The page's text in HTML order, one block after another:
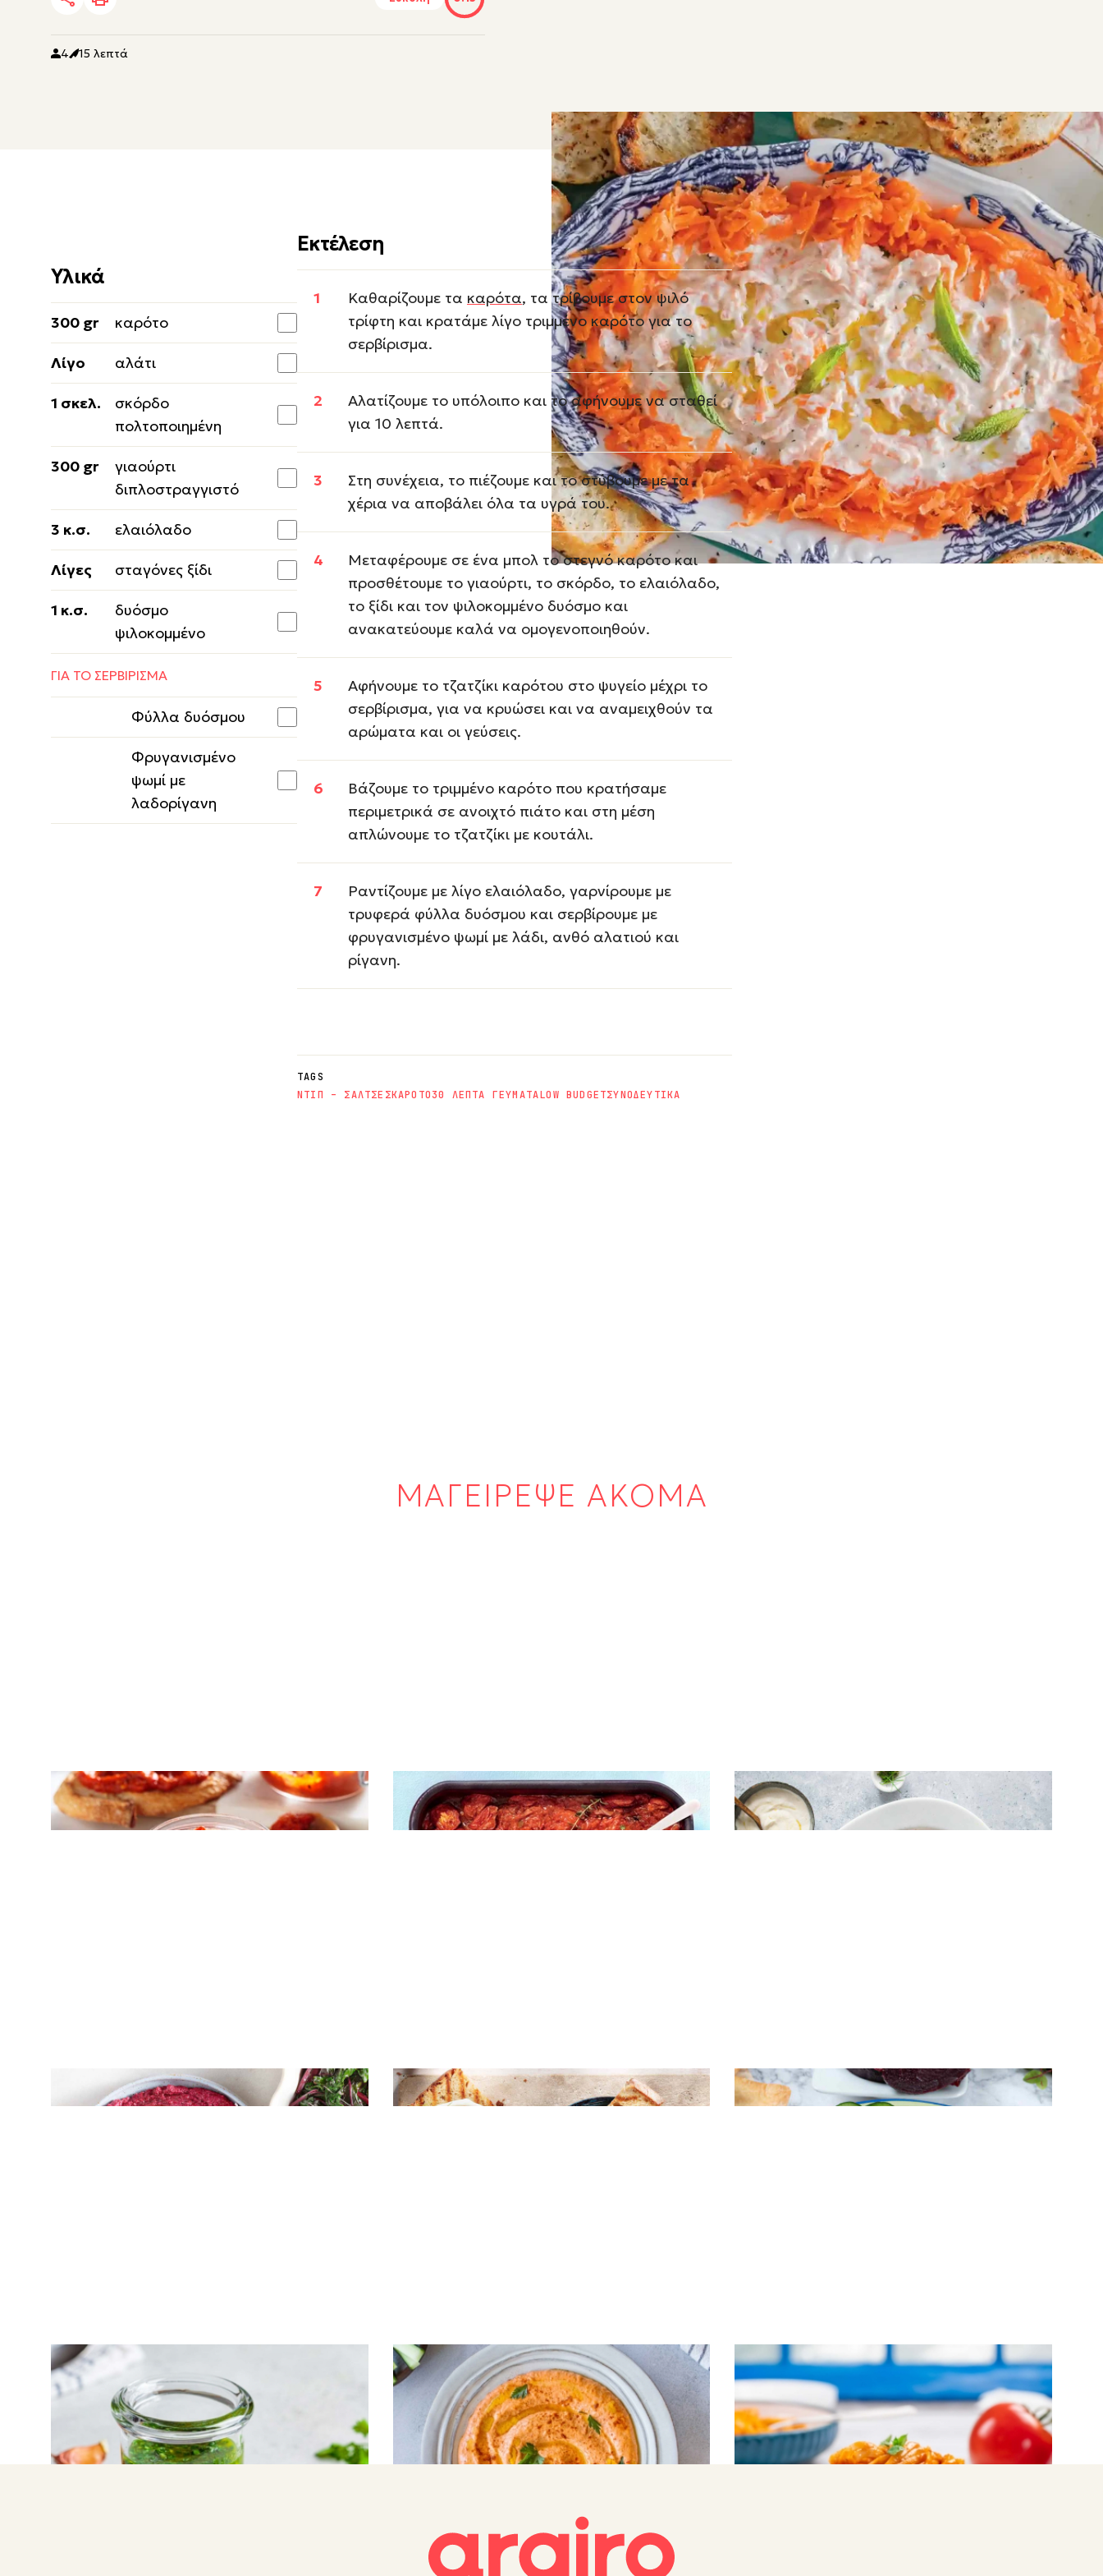
4 15 λεπτά
Υλικά
300 gr καρότο
Λίγο αλάτι
1 σκελ.
σκόρδο
πολτοποιημένη
300 gr
γιαούρτι
διπλοστραγγιστό
3 κ.σ. ελαιόλαδο
Λίγες σταγόνες ξίδι
1 κ.σ.
δυόσμο
ψιλοκομμένο
ΓΙΑ ΤΟ ΣΕΡΒΙΡΙΣΜΑ
Φύλλα δυόσμου
Φρυγανισμένο
ψωμί με
λαδορίγανη
Εκτέλεση
Καθαρίζουμε τα καρότα, τα τρίβουμε στον ψιλό
τρίφτη και κρατάμε λίγο τριμμένο καρότο για το
σερβίρισμα.
Αλατίζουμε το υπόλοιπο και το αφήνουμε να σταθεί
για 10 λεπτά.
Στη συνέχεια, το πιέζουμε και το στύβουμε με τα
χέρια να αποβάλει όλα τα υγρά του.
Μεταφέρουμε σε ένα μπολ το στεγνό καρότο και
προσθέτουμε το γιαούρτι, το σκόρδο, το ελαιόλαδο,
το ξίδι και τον ψιλοκομμένο δυόσμο και
ανακατεύουμε καλά να ομογενοποιηθούν.
Αφήνουμε το τζατζίκι καρότου στο ψυγείο μέχρι το
σερβίρισμα, για να κρυώσει και να αναμειχθούν τα
αρώματα και οι γεύσεις.
Βάζουμε το τριμμένο καρότο που κρατήσαμε
περιμετρικά σε ανοιχτό πιάτο και στη μέση
απλώνουμε το τζατζίκι με κουτάλι.
Ραντίζουμε με λίγο ελαιόλαδο, γαρνίρουμε με
τρυφερά φύλλα δυόσμου και σερβίρουμε με
φρυγανισμένο ψωμί με λάδι, ανθό αλατιού και
ρίγανη.
TAGS
ΝΤΙΠ – ΣΑΛΤΣΕΣΚΑΡΟΤΟ30 ΛΕΠΤΑ ΓΕΥΜΑΤΑLOW BUDGETΣΥΝΟΔΕΥΤΙΚΑ
ΜΑΓΕΙΡΕΨΕ ΑΚΟΜΑ
Χαβιάρι πιπεριάς με ψητές πιπεριές
Φλωρίνης και μελιτζάνα
ΝΤΙΠ – ΣΑΛΤΣΕΣ
Σάλτσα με ψητές ντομάτες στο φούρνο
Σαλάτα με παντζαρόφυλλα και
μαριναρισμένα παντζάρια
ΣΑΛΑΤΕΣ
Χτυπητή με ψητά παντζάρια και φέτα Τυρί κρέμα με πιπεριές τσίλι
ΝΤΙΠ – ΣΑΛΤΣΕΣ
Χούμους με παντζάρι
ΝΤΙΠ – ΣΑΛΤΣΕΣ
Τσιμιτσούρι
ΝΤΙΠ – ΣΑΛΤΣΕΣ
Χούμους με πιπεριές Φλωρίνης
ΝΤΙΠ – ΣΑΛΤΣΕΣ
Σάλτσα pomodoro με μακαρόνια